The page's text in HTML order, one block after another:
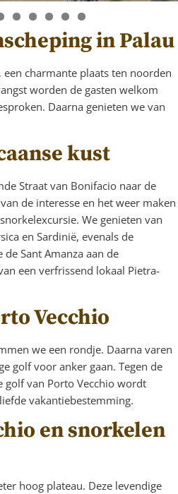
in Palau
charmante plaats ten noorden
worden de gasten welkom
Daarna genieten we van
kust
Straat van Bonifacio naar de
de interesse en het weer maken
We genieten van
en Sardinië, evenals de
Sant Amanza aan de
een verfrissend lokaal Pietra-
Vecchio
we een rondje. Daarna varen
golf voor anker gaan. Tegen de
golf van Porto Vecchio wordt
vakantiebestemming.
en snorkelen
hoog plateau. Deze levendige